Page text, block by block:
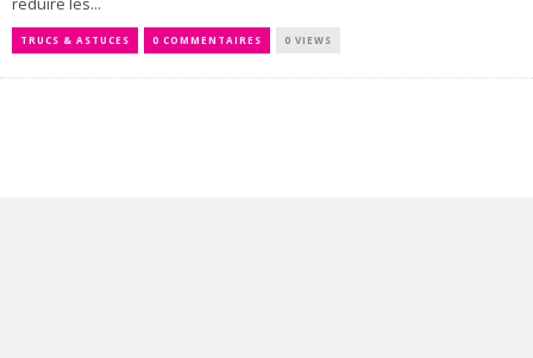
réduire les...
TRUCS & ASTUCES 0 COMMENTAIRES 0 VIEWS